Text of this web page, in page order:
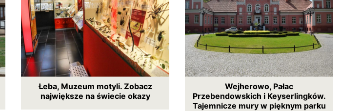
Łeba, Muzeum motyli. Zobacz
największe na świecie okazy
Wejherowo, Pałac
Przebendowskich i Keyserlingków.
Tajemnicze mury w pięknym parku